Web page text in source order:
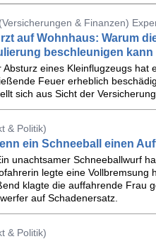
& Finanzen)
auf Wohnhaus: Warum
beschleunigen kann
Absturz eines Kleinflugzeugs
Feuer erheblich
sich aus Sicht der
& Politik)
ein Schneeball einen
unachtsamer Schneeballwurf
legte eine Vollbremsung
klagte die auffahrende Frau
auf Schadenersatz.
& Politik)